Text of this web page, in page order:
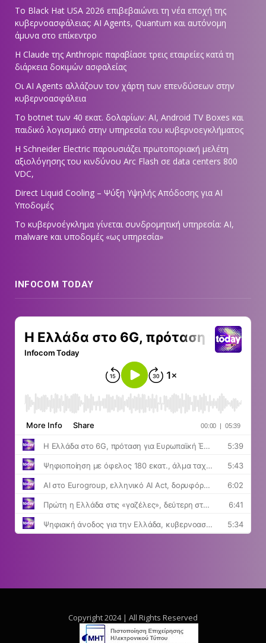
Το Black Hat USA 2026 επιβεβαιώνει τη νέα εποχή της
κυβερνοασφάλειας: AI Agents, Quantum και αυτόνομη
άμυνα στο επίκεντρο
Η Claude της Anthropic παραβίασε τρεις εταιρείες κατά τη
διάρκεια δοκιμών ασφαλείας
Οι AI Agents αλλάζουν τον χάρτη των επενδύσεων στην
κυβερνοασφάλεια
Το botnet των 40 εκατ. δολαρίων: AI, Android TV Boxes και
παιδικό λογισμικό στην υπηρεσία του κυβερνοεγκλήματος
Η Schneider Electric παρουσιάζει πρωτοποριακή μελέτη
αξιολόγησης του κινδύνου Arc Flash σε data centers 800
VDC,
Direct Liquid Cooling – Ψύξη Υψηλής Απόδοσης για AI
Υποδομές
Το κυβερνοέγκλημα γίνεται συνδρομητική υπηρεσία: AI,
malware και υποδομές «ως υπηρεσία»
INFOCOM TODAY
Copyright 2024 | All Rights Reserved